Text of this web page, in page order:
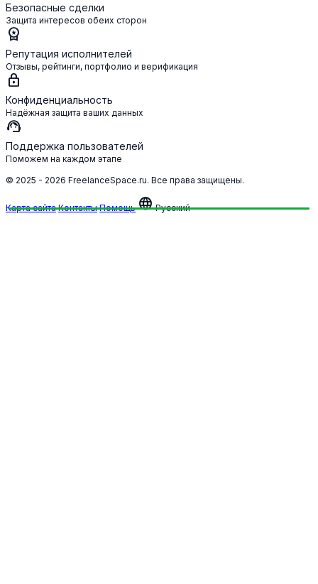
Безопасные сделки
Защита интересов обеих сторон
workspace_premium
Репутация исполнителей
Отзывы, рейтинги, портфолио и верификация
lock
Конфиденциальность
Надёжная защита ваших данных
support_agent
Поддержка пользователей
Поможем на каждом этапе
© 2025 - 2026 FreelanceSpace.ru. Все права защищены.
Карта сайта Контакты Помощь languageРусский